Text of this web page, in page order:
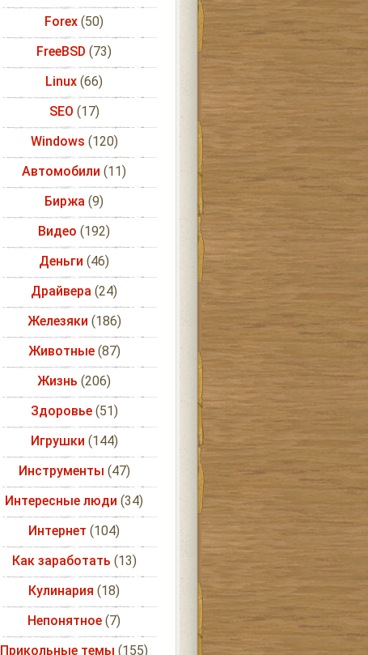
Forex (50)
FreeBSD (73)
Linux (66)
SEO (17)
Windows (120)
Автомобили (11)
Биржа (9)
Видео (192)
Деньги (46)
Драйвера (24)
Железяки (186)
Животные(87)
Жизнь (206)
Здоровье(51)
Игрушки (144)
Инструменты (47)
Интересные люди (34)
Интернет (104)
Как заработать (13)
Кулинария (18)
Непонятное (7)
Прикольные темы (155)